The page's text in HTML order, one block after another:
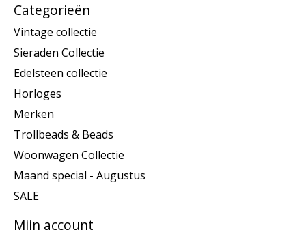
Categorieën
Vintage collectie
Sieraden Collectie
Edelsteen collectie
Horloges
Merken
Trollbeads & Beads
Woonwagen Collectie
Maand special - Augustus
SALE
Mijn account